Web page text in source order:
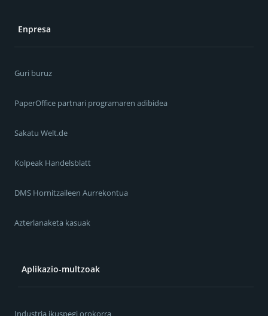
Enpresa
Guri buruz
PaperOffice partnari programaren adibidea
Sakatu Welt.de
Kolpeak Handelsblatt
DMS Hornitzaileen Aurrekontua
Azterlanaketa kasuak
Aplikazio-multzoak
Industria ikuspegi orokorra